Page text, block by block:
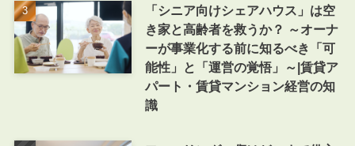
「シニア向けシェアハウス」は空
き家と高齢者を救うか？ ～オーナ
ーが事業化する前に知るべき「可
能性」と「運営の覚悟」～|賃貸ア
パート・賃貸マンション経営の知
識